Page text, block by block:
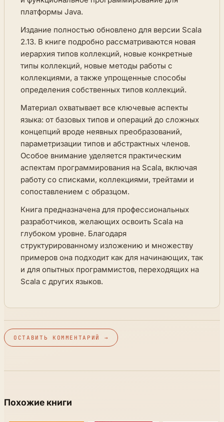
платформы Java.
Издание полностью обновлено для версии Scala
2.13. В книге подробно рассматриваются новая
иерархия типов коллекций, новые конкретные
типы коллекций, новые методы работы с
коллекциями, а также упрощенные способы
определения собственных типов коллекций.
Материал охватывает все ключевые аспекты
языка: от базовых типов и операций до сложных
концепций вроде неявных преобразований,
параметризации типов и абстрактных членов.
Особое внимание уделяется практическим
аспектам программирования на Scala, включая
работу со списками, коллекциями, трейтами и
сопоставлением с образцом.
Книга предназначена для профессиональных
разработчиков, желающих освоить Scala на
глубоком уровне. Благодаря
структурированному изложению и множеству
примеров она подходит как для начинающих, так
и для опытных программистов, переходящих на
Scala с других языков.
ОСТАВИТЬ КОММЕНТАРИЙ →
Похожие книги